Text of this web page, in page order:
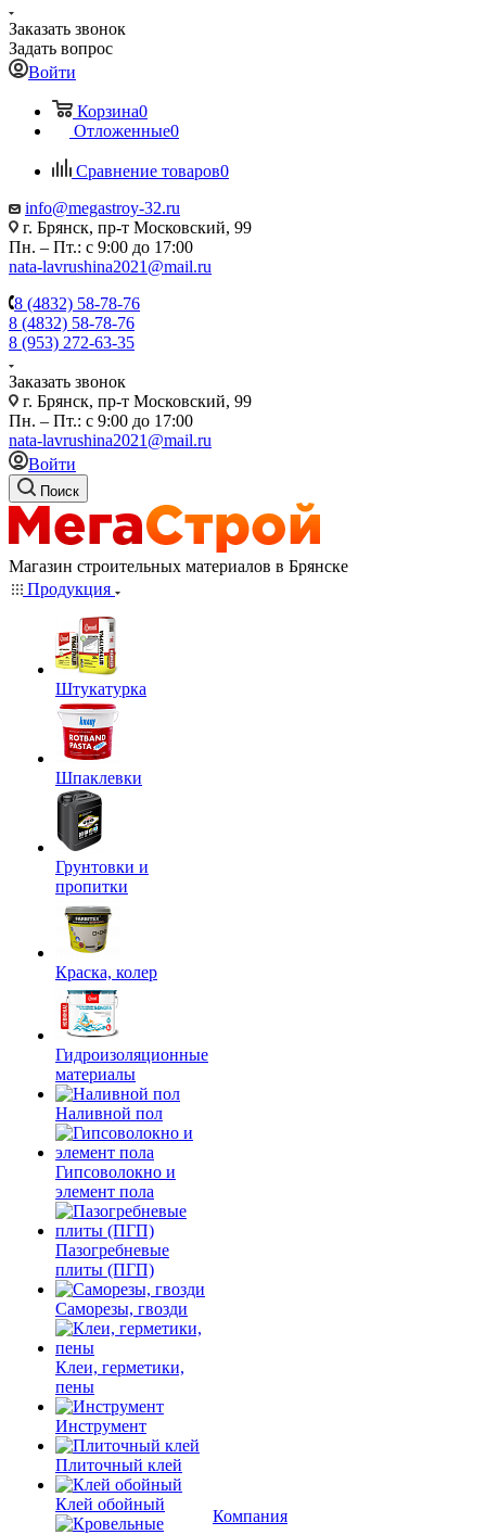
Заказать звонок
Задать вопрос
Войти
Корзина0
Отложенные0
Сравнение товаров0
info@megastroy-32.ru
г. Брянск, пр-т Московский, 99
Пн. – Пт.: с 9:00 до 17:00
nata-lavrushina2021@mail.ru
8 (4832) 58-78-76
8 (4832) 58-78-76
8 (953) 272-63-35
Заказать звонок
г. Брянск, пр-т Московский, 99
Пн. – Пт.: с 9:00 до 17:00
nata-lavrushina2021@mail.ru
Войти
Поиск
Магазин строительных материалов в Брянске
Продукция
Штукатурка
Шпаклевки
Грунтовки и
пропитки
Краска, колер
Гидроизоляционные
материалы
Наливной пол
Гипсоволокно и
элемент пола
Пазогребневые
плиты (ПГП)
Саморезы, гвозди
Клеи, герметики,
пены
Инструмент
Плиточный клей
Клей обойный
Компания